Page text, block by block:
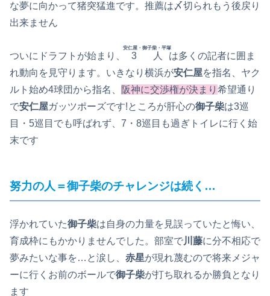
な夢に向かって猪突猛進です。推薦は〆切られもう後戻り
出来ません
ついにドラフトが始まり、 3人
安仁屋・御子柴・平塚
は多くの記者に囲ま
れ動向を見守ります。いきなり横浜が安仁屋を指名、ヤク
ルト始め4球団から指名、
阪神に交渉権が決まり 希望通り
で安仁屋ガッツポーズです!ところが肝心の御子柴は3巡
目・5巡目でも呼ばれず、7・8巡目も過ぎトイレに行く始
末です
努力の人＝御子柴のチャレンジは続く…
浮かれていた御子柴は自身の力量を見誤っていたと悔い、
育成枠にもかかりませんでした。部室で川藤に分不相応で
夢みたいな事を…と涙し、 赤星が現れ蔑むので将来メジャ
ーに行くお前のボールで御子柴が打ち取れるか勝負となり
ます